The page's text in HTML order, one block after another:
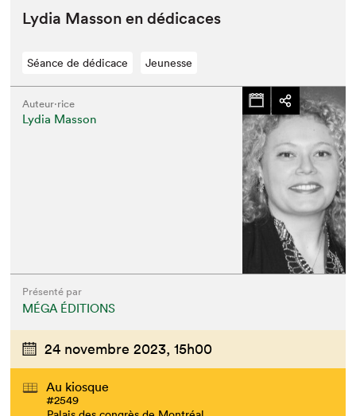
Lydia Mas­son en dédicaces
Séance de dédicace Jeunesse
Auteur·rice
Lydia Masson
Présenté par
MÉGA ÉDITIONS
24 novembre 2023, 15h00
Au kiosque
#2549